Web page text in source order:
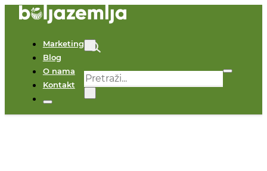
Marketing
Blog
O nama
Kontakt
Pretraga